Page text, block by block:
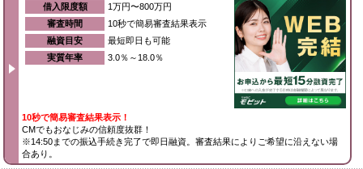
借入限度額
1万円〜800万円
審査時間
10秒で簡易審査結果表示
融資目安
最短即日も可能
実質年率
3.0％～18.0％
10秒で簡易審査結果表示！
CMでもおなじみの信頼度抜群！
※14:50までの振込手続き完了で即日融資。審査結果によりご希望に沿えない場
合あり。